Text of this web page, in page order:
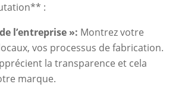
:
l’entreprise »: Montrez votre
vos processus de fabrication.
la transparence et cela
marque.